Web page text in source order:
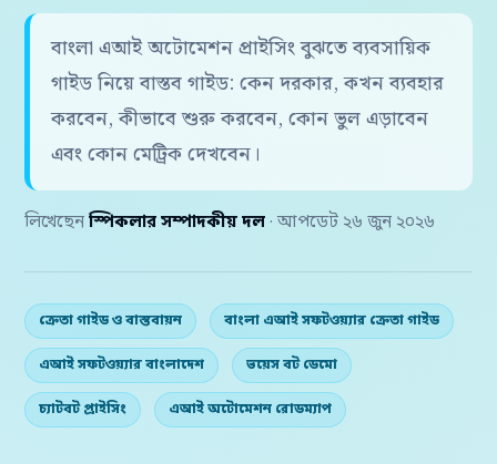
বাংলা এআই অটোমেশন প্রাইসিং বুঝতে ব্যবসায়িক
গাইড নিয়ে বাস্তব গাইড: কেন দরকার, কখন ব্যবহার
করবেন, কীভাবে শুরু করবেন, কোন ভুল এড়াবেন
এবং কোন মেট্রিক দেখবেন।
লিখেছেন স্পিকলার সম্পাদকীয় দল · আপডেট ২৬ জুন ২০২৬
ক্রেতা গাইড ও বাস্তবায়ন বাংলা এআই সফটওয়্যার ক্রেতা গাইড
এআই সফটওয়্যার বাংলাদেশ ভয়েস বট ডেমো
চ্যাটবট প্রাইসিং এআই অটোমেশন রোডম্যাপ